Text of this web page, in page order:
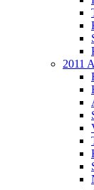
2011